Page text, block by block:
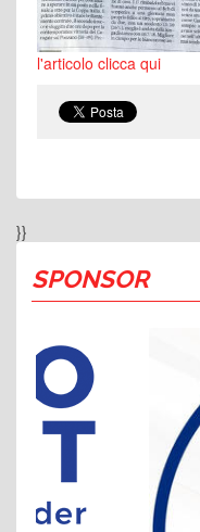
}}
SPONSOR
l'articolo clicca qui